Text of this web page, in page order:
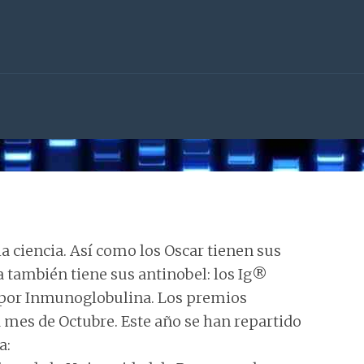
ciencia. Así como los Oscar tienen sus
también tiene sus antinobel: los Ig®
Inmunoglobulina. Los premios
de Octubre. Este año se han repartido